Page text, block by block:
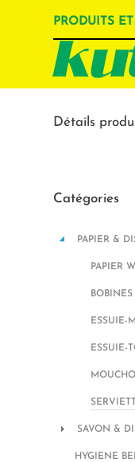
PRODUITS
Détails
Catégories
PAPIER &
PAPIER
BOBINES
ESSUIE-
ESSUIE-
SAVON &
HYGIENE